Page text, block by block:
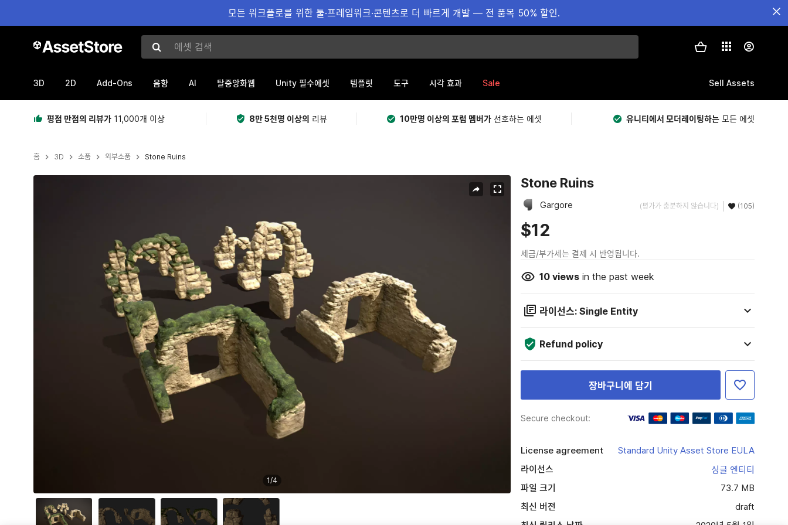
모든 워크플로를 위한 툴·프레임워크·콘텐츠로 더 빠르게 개발 — 전 품목 50% 할인.
에셋 검색
3D 2D Add-Ons 음향 AI 탈중앙화웹 Unity 필수에셋 템플릿 도구 시각 효과 Sale Sell Assets
평점 만점의 리뷰가 11,000개 이상 8만 5천명 이상의 리뷰 10만명 이상의 포럼 멤버가 선호하는 에셋 유니티에서 모더레이팅하는 모든 에셋
홈 3D 소품 외부소품 Stone Ruins
1/4
Stone Ruins
Gargore (평가가 충분하지 않습니다) (105)
$12
세금/부가세는 결제 시 반영됩니다.
10viewsin the past week
라이선스: Single Entity
Refund policy
장바구니에 담기
Secure checkout:
License agreement
Standard Unity Asset Store EULA
라이선스
싱글 엔티티
파일 크기
73.7 MB
최신 버전
draft